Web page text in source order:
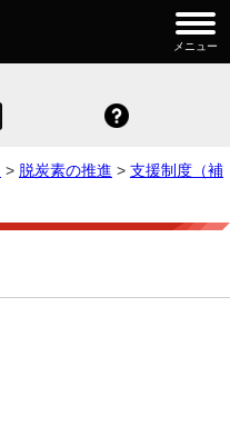
メニュー
> 脱炭素の推進 > 支援制度（補